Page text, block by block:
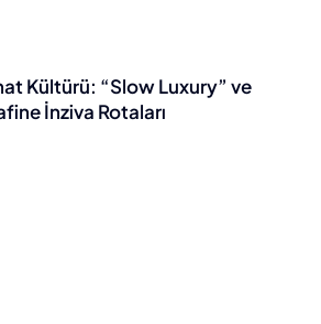
Kültürü: “Slow Luxury” ve
İnziva Rotaları